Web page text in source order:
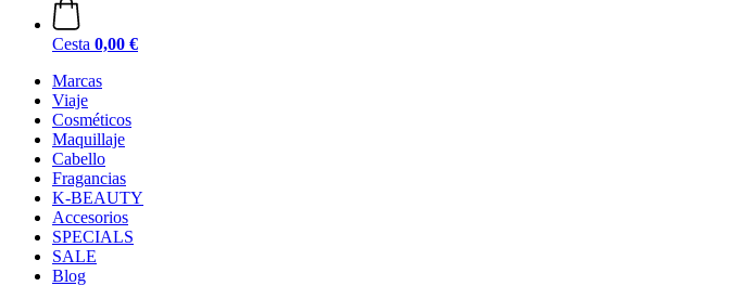
Cesta 0,00 €
Marcas
Viaje
Cosméticos
Maquillaje
Cabello
Fragancias
K-BEAUTY
Accesorios
SPECIALS
SALE
Blog